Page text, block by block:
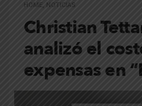
HOME, NOTICIAS
Christian
analizó el
expensas en